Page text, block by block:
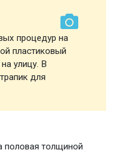
процедур на
пластиковый
улицу. В
для
половая толщиной